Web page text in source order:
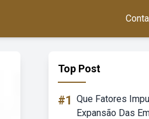
Top Post
#1 Que Fatores
Expansão Das